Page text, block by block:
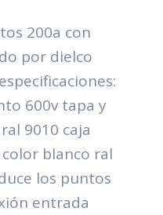
200a con
por dielco
600v tapa y
9010 caja
blanco ral
los puntos
entrada